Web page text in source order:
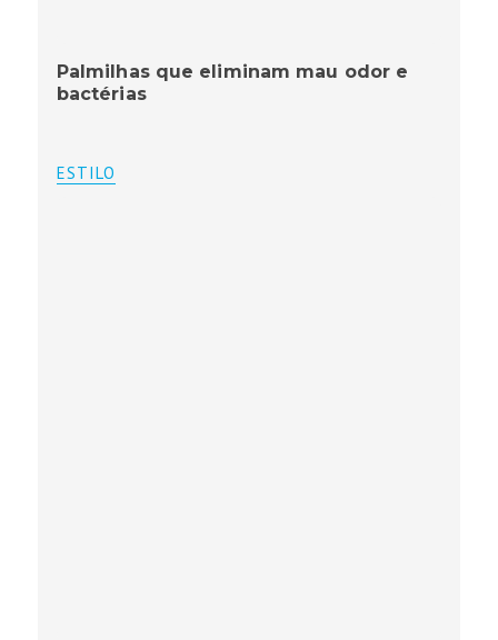
Palmilhas que eliminam mau odor e
bactérias
ESTILO